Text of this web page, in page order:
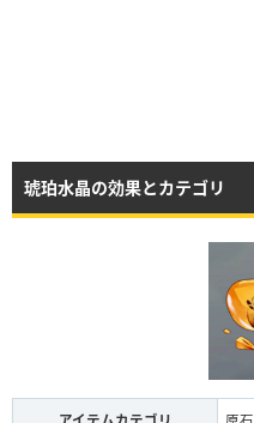
琥珀水晶の効果とカテゴリ